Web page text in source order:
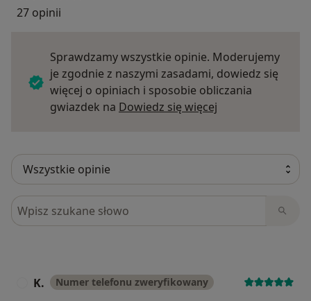
27 opinii
Sprawdzamy wszystkie opinie. Moderujemy
je zgodnie z naszymi zasadami, dowiedz się
więcej o opiniach i sposobie obliczania
gwiazdek na Dowiedz się więcej
Szukaj w opiniach
K. Numer telefonu zweryfikowany